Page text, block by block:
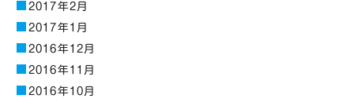
2017年2月
2017年1月
2016年12月
2016年11月
2016年10月